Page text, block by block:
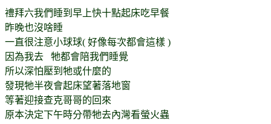
禮拜六我們睡到早上快十點起床吃早餐
昨晚也沒啥睡
一直很注意小球球( 好像每次都會這樣 )
因為我去 牠都會陪我們睡覺
所以深怕壓到牠或什麼的
發現牠半夜會起床望著落地窗
等著迎接查克哥哥的回來
原本決定下午時分帶牠去內灣看螢火蟲